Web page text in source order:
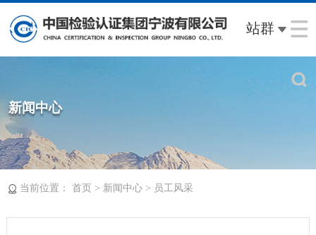
站群
新闻中心
当前位置： 首页> 新闻中心> 员工风采